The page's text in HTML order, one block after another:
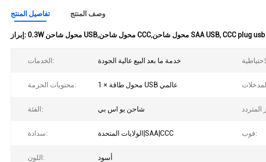
تفاصيل المنتج وصف المنتج
إبراز: 0.3W محول شاحن USB,محول شاحن CCC,محول شاحن SAA USB,CCC plug
الخدمات: خدمة ما بعد البيع عالية الجودة
محتويات الحزمة: 1 × محول طاقة USB عالمي
الفئة: شاحن يو اس بي
سدادة: الولايات المتحدة|SAA|CCC فوب:
اللون: أسود